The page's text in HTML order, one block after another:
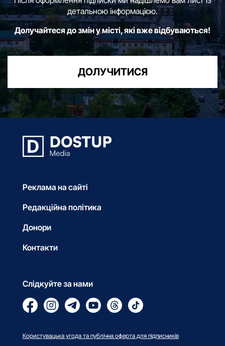
детальною інформацією.
Долучайтеся до змін у місті, які вже відбуваються!
ДОЛУЧИТИСЯ
Реклама на сайті
Редакційна політика
Донори
Контакти
Слідкуйте за нами
Користувацька угода та публічна оферта для підписників